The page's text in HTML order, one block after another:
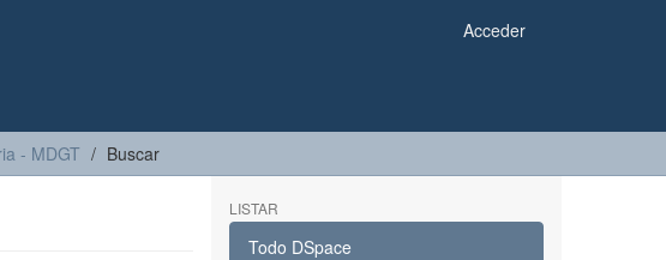
Acceder
- MDGT Buscar
LISTAR
Todo DSpace